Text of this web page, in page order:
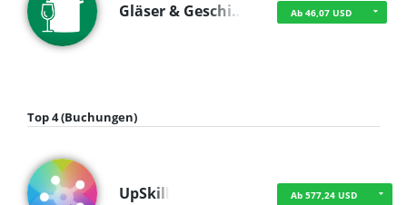
Gläser & Geschi… Ab 46,07 USD
Top 4 (Buchungen)
UpSkill Ab 577,24 USD